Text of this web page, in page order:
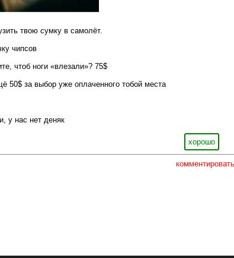
твою сумку в самолёт.
чипсов
чтоб ноги «влезали»? 75$
50$ за выбор уже оплаченного тобой места
у нас нет деняк
хорошо
комментировать